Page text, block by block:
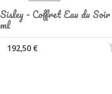
Sisley - Coffret Eau du Soir
ml
192,50 €